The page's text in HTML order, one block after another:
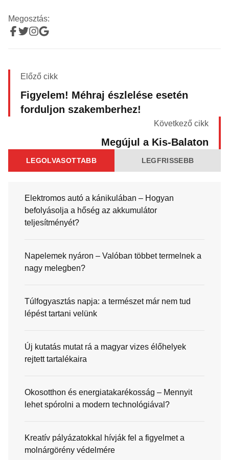
Megosztás:
Előző cikk
Figyelem! Méhraj észlelése esetén
forduljon szakemberhez!
Következő cikk
Megújul a Kis-Balaton
LEGOLVASOTTABB LEGFRISSEBB
Elektromos autó a kánikulában – Hogyan
befolyásolja a hőség az akkumulátor
teljesítményét?
Napelemek nyáron – Valóban többet termelnek a
nagy melegben?
Túlfogyasztás napja: a természet már nem tud
lépést tartani velünk
Új kutatás mutat rá a magyar vizes élőhelyek
rejtett tartalékaira
Okosotthon és energiatakarékosság – Mennyit
lehet spórolni a modern technológiával?
Kreatív pályázatokkal hívják fel a figyelmet a
molnárgörény védelmére